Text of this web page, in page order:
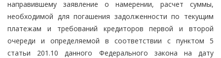
направившему заявление о намерении, расчет суммы,
необходимой для погашения задолженности по текущим
платежам и требований кредиторов первой и второй
очереди и определяемой в соответствии с пунктом 5
статьи 201.10 данного Федерального закона на дату